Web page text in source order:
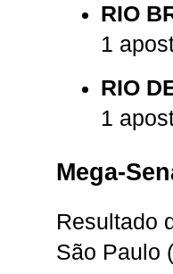
RIO
1
RIO
1
Mega-
Resultado
São Paulo